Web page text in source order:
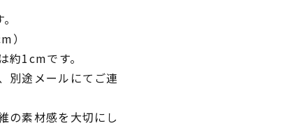
）
約1cmです。
別途メールにてご連
の素材感を大切にし